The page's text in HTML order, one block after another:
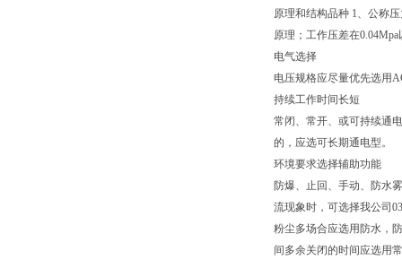
原理和结构品种 1、公称
原理；工作压差在
电气选择
电压规格应尽量优先选用
持续工作时间长短
常闭、常开、或可持续通
的，应选可长期通电型。
环境要求选择辅助功能
防爆、止回、手动、防水
流现象时，可选择我公司
粉尘多场合应选用防水，
间多余关闭的时间应选用